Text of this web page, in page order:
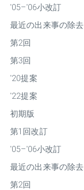
'05–'06小改訂
最近の出来事の除去
第2回
第3回
'20提案
'22提案
初期版
第1回改訂
'05–'06小改訂
最近の出来事の除去
第2回